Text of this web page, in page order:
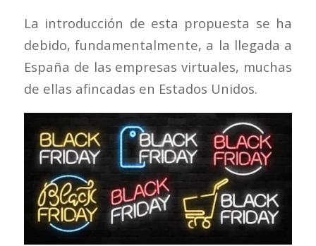
La introducción de esta propuesta se ha
debido, fundamentalmente, a la llegada a
España de las empresas virtuales, muchas
de ellas afincadas en Estados Unidos.